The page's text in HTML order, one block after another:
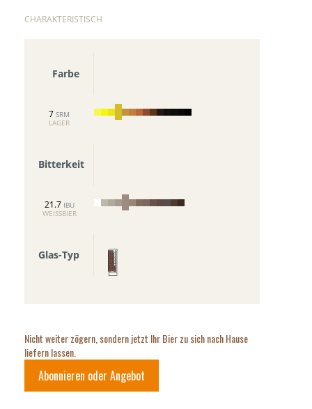
CHARAKTERISTISCH
Farbe
7 SRM
LAGER
Bitterkeit
21.7 IBU
WEISSBIER
Glas-Typ
Nicht weiter zögern, sondern jetzt Ihr Bier zu sich nach Hause
liefern lassen.
Abonnieren oder Angebot